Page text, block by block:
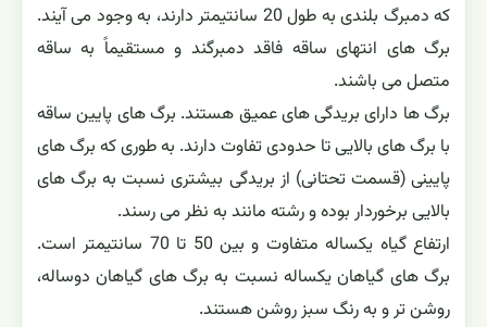
که دمبرگ بلندی به طول 20 سانتیمتر دارند، به وجود می آیند.
برگ های انتهای ساقه فاقد دمبرگند و مستقیماً به ساقه
متصل می باشند.
برگ ها دارای بریدگی های عمیق هستند. برگ های پایین ساقه
با برگ های بالایی تا حدودی تفاوت دارند. به طوری که برگ های
پایینی (قسمت تحتانی) از بریدگی بیشتری نسبت به برگ های
بالایی برخوردار بوده و رشته مانند به نظر می رسند.
ارتفاع گیاه یکساله متفاوت و بین 50 تا 70 سانتیمتر است.
برگ های گیاهان یکساله نسبت به برگ های گیاهان دوساله،
روشن تر و به رنگ سبز روشن هستند.